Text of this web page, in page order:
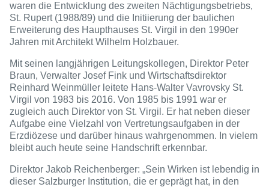
waren die Entwicklung des zweiten Nächtigungsbetriebs,
St. Rupert (1988/89) und die Initiierung der baulichen
Erweiterung des Haupthauses St. Virgil in den 1990er
Jahren mit Architekt Wilhelm Holzbauer.
Mit seinen langjährigen Leitungskollegen, Direktor Peter
Braun, Verwalter Josef Fink und Wirtschaftsdirektor
Reinhard Weinmüller leitete Hans-Walter Vavrovsky St.
Virgil von 1983 bis 2016. Von 1985 bis 1991 war er
zugleich auch Direktor von St. Virgil. Er hat neben dieser
Aufgabe eine Vielzahl von Vertretungsaufgaben in der
Erzdiözese und darüber hinaus wahrgenommen. In vielem
bleibt auch heute seine Handschrift erkennbar.
Direktor Jakob Reichenberger: „Sein Wirken ist lebendig in
dieser Salzburger Institution, die er geprägt hat, in den